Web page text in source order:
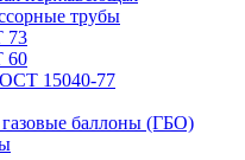
трубы
73
60
15040-77
баллоны (ГБО)